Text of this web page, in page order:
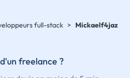
full-stack > Mickaelf4jaz
freelance ?